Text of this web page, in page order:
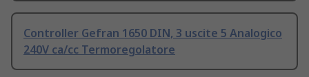
Controller Gefran 1650 DIN, 3 uscite 5 Analogico
240V ca/cc Termoregolatore